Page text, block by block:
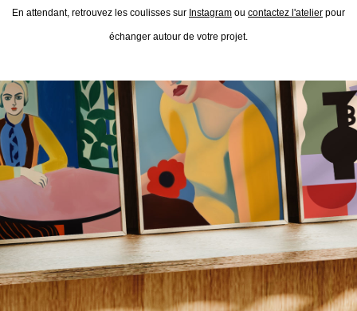
En attendant, retrouvez les coulisses sur Instagram ou contactez l'atelier pour
échanger autour de votre projet.